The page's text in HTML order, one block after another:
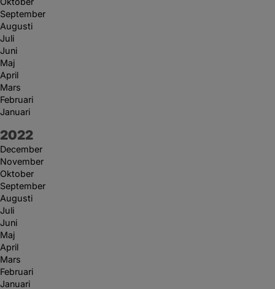
September
Augusti
Juli
Juni
Maj
April
Mars
Februari
Januari
År:
2022
December
November
Oktober
September
Augusti
Juli
Juni
Maj
April
Mars
Februari
Januari